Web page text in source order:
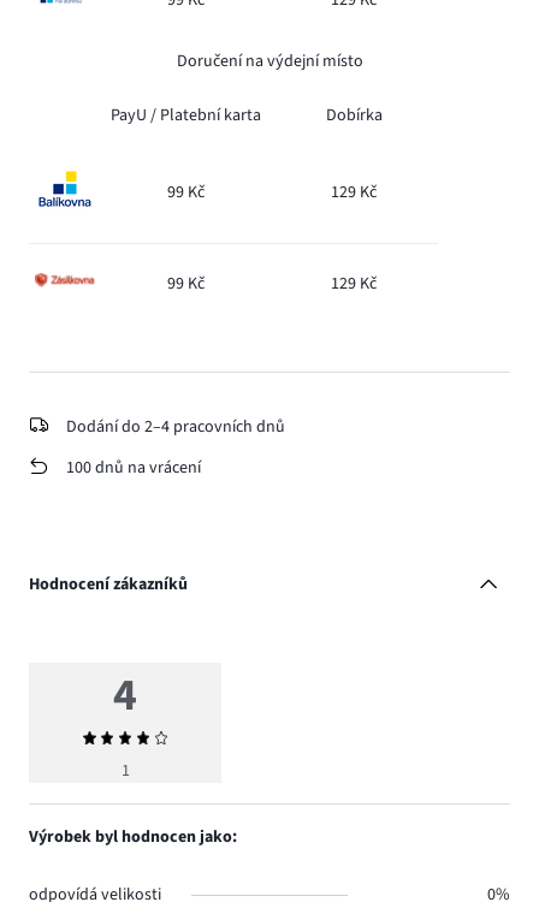
Doručení na výdejní místo
PayU / Platební karta Dobírka
99 Kč 129 Kč
99 Kč 129 Kč
Dodání do 2–4 pracovních dnů
100 dnů na vrácení
Hodnocení zákazníků
4
Průměrné
hodnocení
1
Výrobek byl hodnocen jako:
odpovídá velikosti
0%